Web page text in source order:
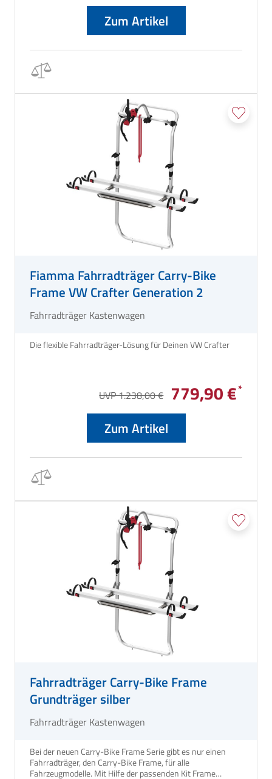
Zum Artikel
Fiamma Fahrradträger Carry-Bike
Frame VW Crafter Generation 2
Fahrradträger Kastenwagen
UVP 1.238,00 € 779,90 €
Zum Artikel
Fahrradträger Carry-Bike Frame
Grundträger silber
Fahrradträger Kastenwagen
Bei der neuen Carry-Bike Frame Serie gibt es nur einen
Fahrradträger, den Carry-Bike Frame, für alle
Fahrzeugmodelle. Mit Hilfe der passenden Kit Frame